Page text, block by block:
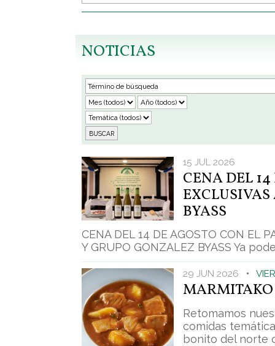
NOTICIAS
15 JUL 2026
CENA DEL
BYASS
CENA DEL 14 DE AGOSTO CON EL
Y GRUPO GONZALEZ BYASS Ya
29 JUN 2026 •
Retomamos
comidas
bonito del norte